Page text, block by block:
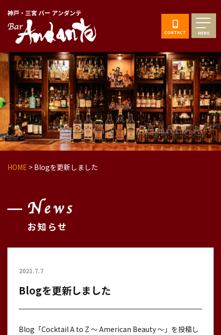
神戸・三宮 バー アンダンテ
CONTACT MENU
HOME > Blogを更新しました
News
お知らせ
2021.7.7
Blogを更新しました
Blog「Cocktail A to Z 〜 American Beauty 〜」を投稿し